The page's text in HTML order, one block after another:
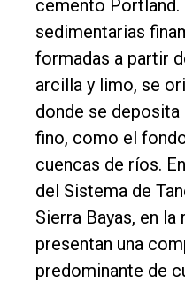
cemento
sedimentarias
formadas a partir
arcilla y limo, se
donde se
fino, como el
cuencas de ríos.
del Sistema de
Sierra Bayas, en
presentan una
predominante de